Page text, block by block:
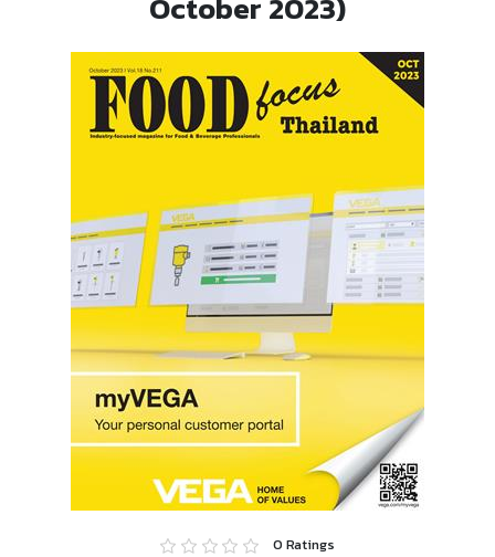
0 Ratings